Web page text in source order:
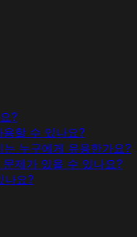
?
할 수 있나요?
누구에게 유용한가요?
제가 있을 수 있나요?
나요?